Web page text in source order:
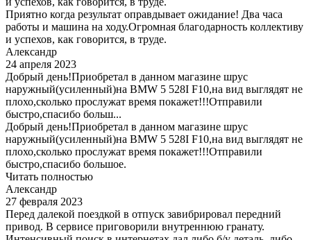
Приятно когда результат оправдывает ожидание! Два часа
работы и машина на ходу.Огромная благодарность коллективу
и успехов, как говорится, в труде.
Александр
24 апреля 2023
Добрый день!Приобретал в данном магазине шрус
наружный(усиленный)на BMW 5 528I F10,на вид выглядят не
плохо,сколько прослужат время покажет!!!Отправили
быстро,спасибо больш...
Добрый день!Приобретал в данном магазине шрус
наружный(усиленный)на BMW 5 528I F10,на вид выглядят не
плохо,сколько прослужат время покажет!!!Отправили
быстро,спасибо большое.
Читать полностью
Александр
27 февраля 2023
Перед далекой поездкой в отпуск завибрировал передний
привод. В сервисе приговорили внутреннюю гранату.